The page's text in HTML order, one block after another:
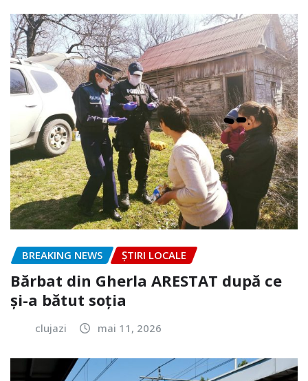
BREAKING NEWS ȘTIRI LOCALE
Bărbat din Gherla ARESTAT după ce
și-a bătut soția
clujazi mai 11, 2026